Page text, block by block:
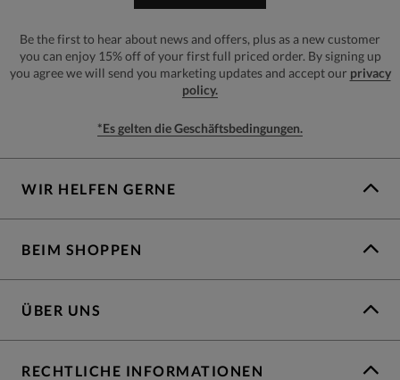
Be the first to hear about news and offers, plus as a new customer
you can enjoy 15% off of your first full priced order. By signing up
you agree we will send you marketing updates and accept our privacy
policy.
*Es gelten die Geschäftsbedingungen.
WIR HELFEN GERNE
BEIM SHOPPEN
ÜBER UNS
RECHTLICHE INFORMATIONEN